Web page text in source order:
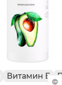
Витамин Е